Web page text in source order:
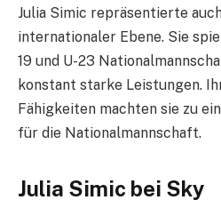
Julia Simic repräsentierte
internationaler Ebene. Sie
19 und U-23
konstant starke Leistungen.
Fähigkeiten machten sie zu
für die Nationalmannschaft.
Julia Simic bei Sky